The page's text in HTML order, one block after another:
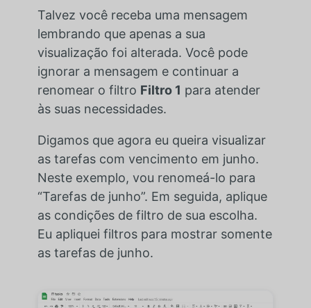
Talvez você receba uma mensagem
lembrando que apenas a sua
visualização foi alterada. Você pode
ignorar a mensagem e continuar a
renomear o filtro Filtro 1 para atender
às suas necessidades.
Digamos que agora eu queira visualizar
as tarefas com vencimento em junho.
Neste exemplo, vou renomeá-lo para
“Tarefas de junho”. Em seguida, aplique
as condições de filtro de sua escolha.
Eu apliquei filtros para mostrar somente
as tarefas de junho.